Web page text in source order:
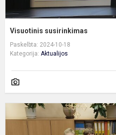
Visuotinis susirinkimas
Paskelbta: 2024-10-18
Kategorija: Aktualijos